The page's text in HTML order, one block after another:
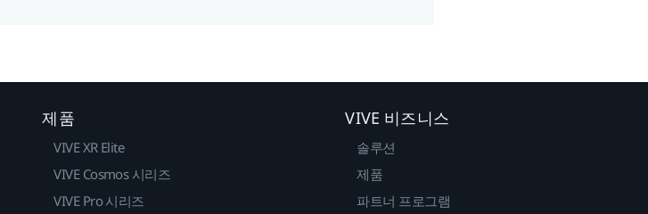
제품
VIVE XR Elite
VIVE Cosmos 시리즈
VIVE Pro 시리즈
VIVE 비즈니스
솔루션
제품
파트너 프로그램